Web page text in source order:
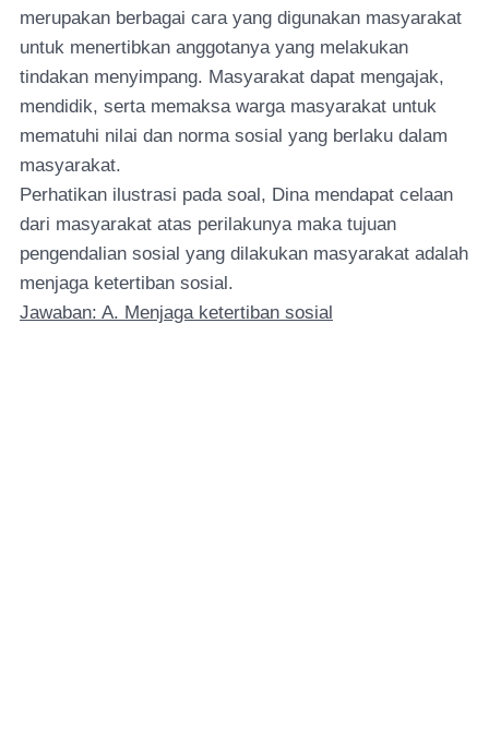
merupakan berbagai cara yang digunakan masyarakat
untuk menertibkan anggotanya yang melakukan
tindakan menyimpang. Masyarakat dapat mengajak,
mendidik, serta memaksa warga masyarakat untuk
mematuhi nilai dan norma sosial yang berlaku dalam
masyarakat.
Perhatikan ilustrasi pada soal, Dina mendapat celaan
dari masyarakat atas perilakunya maka tujuan
pengendalian sosial yang dilakukan masyarakat adalah
menjaga ketertiban sosial.
Jawaban: A. Menjaga ketertiban sosial